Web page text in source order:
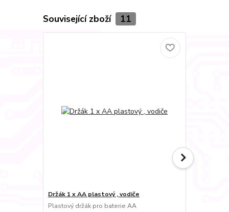
Související zboží 11
Držák 1 x AA plastový , vodiče
Plastový držák pro baterie AA